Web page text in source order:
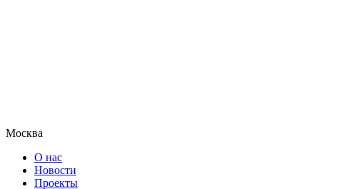
Москва
О нас
Новости
Проекты